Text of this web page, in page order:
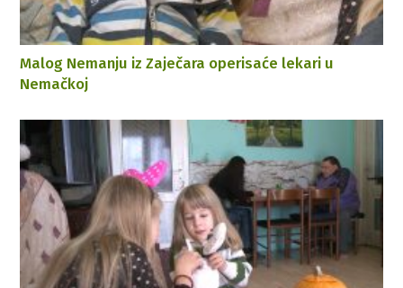
Malog Nemanju iz Zaječara operisaće lekari u
Nemačkoj